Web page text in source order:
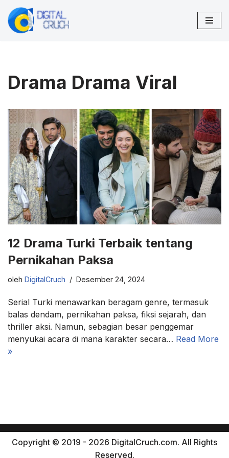
Lompat
Drama Drama Viral
12 Drama Turki Terbaik tentang
Pernikahan Paksa
oleh DigitalCruch Desember 24, 2024
Serial Turki menawarkan beragam genre, termasuk
balas dendam, pernikahan paksa, fiksi sejarah, dan
thriller aksi. Namun, sebagian besar penggemar
menyukai acara di mana karakter secara… Read More
»
Copyright © 2019 - 2026 DigitalCruch.com. All Rights
Reserved.